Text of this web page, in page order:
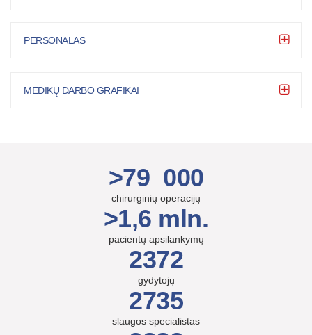
PERSONALAS
MEDIKŲ DARBO GRAFIKAI
>79 000
chirurginių operacijų
>1,6 mln.
pacientų apsilankymų
2372
gydytojų
2735
slaugos specialistas